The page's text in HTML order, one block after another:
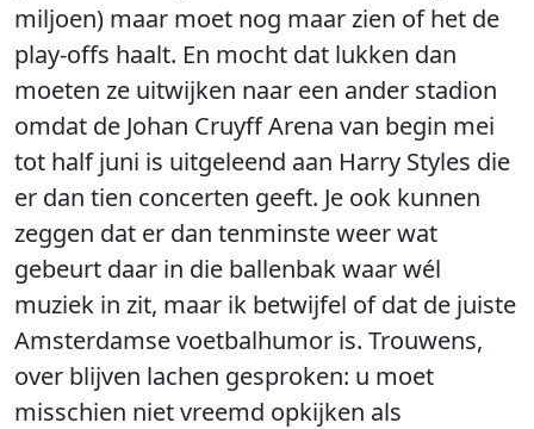
miljoen) maar moet nog maar zien of het de
play-offs haalt. En mocht dat lukken dan
moeten ze uitwijken naar een ander stadion
omdat de Johan Cruyff Arena van begin mei
tot half juni is uitgeleend aan Harry Styles die
er dan tien concerten geeft. Je ook kunnen
zeggen dat er dan tenminste weer wat
gebeurt daar in die ballenbak waar wél
muziek in zit, maar ik betwijfel of dat de juiste
Amsterdamse voetbalhumor is. Trouwens,
over blijven lachen gesproken: u moet
misschien niet vreemd opkijken als